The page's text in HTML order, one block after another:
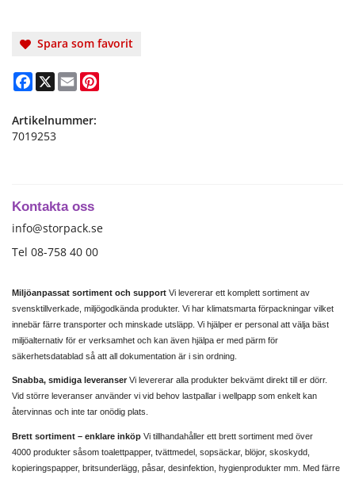
Spara som favorit
Facebook
X Email
Artikelnummer:
7019253
Kontakta oss
info@storpack.se
Tel 08-758 40 00
Miljöanpassat sortiment och support Vi levererar ett komplett sortiment av
svensktillverkade, miljögodkända produkter. Vi har klimatsmarta förpackningar vilket
innebär färre transporter och minskade utsläpp. Vi hjälper er personal att välja bäst
miljöalternativ för er verksamhet och kan även hjälpa er med pärm för
säkerhetsdatablad så att all dokumentation är i sin ordning.
Snabba, smidiga leveranser Vi levererar alla produkter bekvämt direkt till er dörr.
Vid större leveranser använder vi vid behov lastpallar i wellpapp som enkelt kan
återvinnas och inte tar onödig plats.
Brett sortiment – enklare inköp Vi tillhandahåller ett brett sortiment med över
4000 produkter såsom toalettpapper, tvättmedel, sopsäckar, blöjor, skoskydd,
kopieringspapper, britsunderlägg, påsar, desinfektion, hygienprodukter mm. Med färre